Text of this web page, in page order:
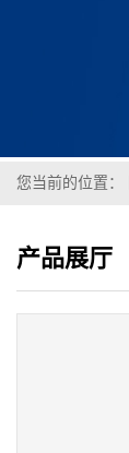
您当前的位置：
产品展厅